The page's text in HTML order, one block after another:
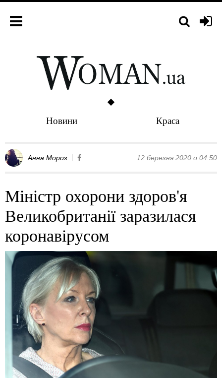
Новини Краса
Анна Мороз 12 березня 2020 о 04:50
Міністр охорони здоров'я
Великобританії заразилася
коронавірусом